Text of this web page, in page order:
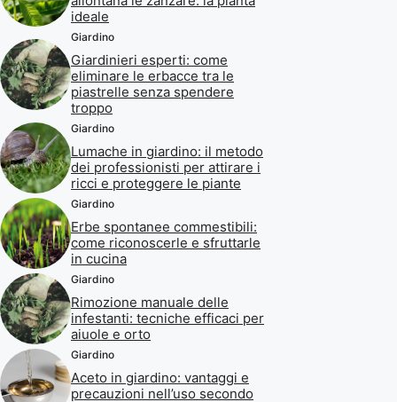
ideale
Giardino
Giardinieri esperti: come
eliminare le erbacce tra le
piastrelle senza spendere
troppo
Giardino
Lumache in giardino: il metodo
dei professionisti per attirare i
ricci e proteggere le piante
Giardino
Erbe spontanee commestibili:
come riconoscerle e sfruttarle
in cucina
Giardino
Rimozione manuale delle
infestanti: tecniche efficaci per
aiuole e orto
Giardino
Aceto in giardino: vantaggi e
precauzioni nell’uso secondo